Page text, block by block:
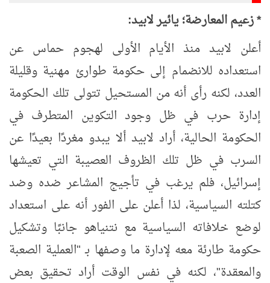
* زعيم المعارضة؛ يائير لابيد:
أعلن لابيد منذ الأيام الأولى لهجوم حماس عن
استعداده للانضمام إلى حكومة طوارئ مهنية وقليلة
العدد، لكنه رأى أنه من المستحيل تتولى تلك الحكومة
إدارة حرب في ظل وجود التكوين المتطرف في
الحكومة الحالية، أراد لابيد ألا يبدو مغردًا بعيدًا عن
السرب في ظل تلك الظروف العصيبة التي تعيشها
إسرائيل، فلم يرغب في تأجيج المشاعر ضده وضد
كتلته السياسية، لذا أعلن على الفور أنه على استعداد
لوضع خلافاته السياسية مع نتنياهو جانبًا وتشكيل
حكومة طارئة معه لإدارة ما وصفها بـ "العملية الصعبة
والمعقدة"، لكنه في نفس الوقت أراد تحقيق بعض